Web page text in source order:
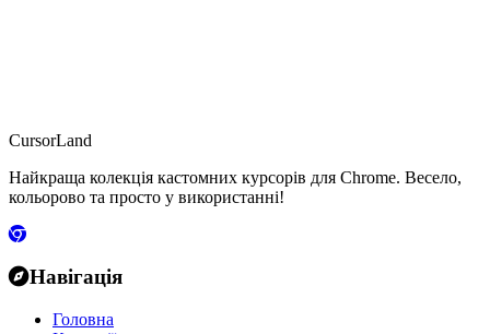
CursorLand
Найкраща колекція кастомних курсорів для Chrome. Весело,
кольорово та просто у використанні!
Навігація
Головна